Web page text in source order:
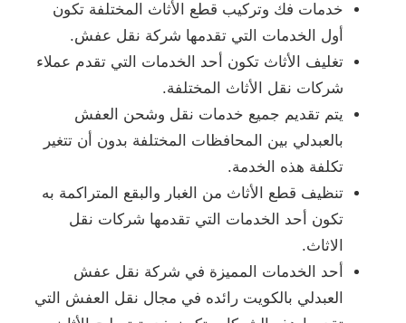
خدمات فك وتركيب قطع الأثاث المختلفة تكون
أول الخدمات التي تقدمها شركة نقل عفش.
تغليف الأثاث تكون أحد الخدمات التي تقدم عملاء
شركات نقل الأثاث المختلفة.
يتم تقديم جميع خدمات نقل وشحن العفش
بالعبدلي بين المحافظات المختلفة بدون أن تتغير
تكلفة هذه الخدمة.
تنظيف قطع الأثاث من الغبار والبقع المتراكمة به
تكون أحد الخدمات التي تقدمها شركات نقل
الاثاث.
أحد الخدمات المميزة في شركة نقل عفش
العبدلي بالكويت رائده في مجال نقل العفش التي